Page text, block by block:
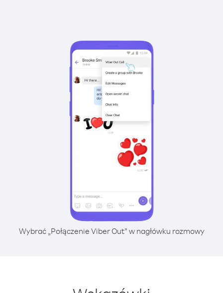
Wybrać „Połączenie Viber Out” w nagłówku rozmowy